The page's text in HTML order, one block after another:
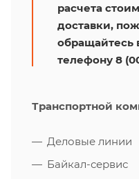
расчета
доставки,
обращайтесь
телефону 8
Транспортной
Деловые линии
Байкал-сервис